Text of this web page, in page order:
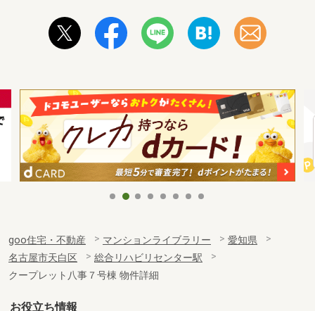
goo住宅・不動産 マンションライブラリー
愛知県
名古屋市天白区
総合リハビリセンター駅
クープレット八事７号棟 物件詳細
お役立ち情報